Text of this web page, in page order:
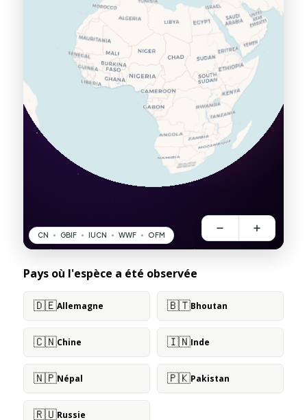
Pays où l'espèce a été observée
🇩🇪Allemagne 🇧🇹Bhoutan
🇨🇳Chine 🇮🇳Inde
🇳🇵Népal 🇵🇰Pakistan
🇷🇺Russie